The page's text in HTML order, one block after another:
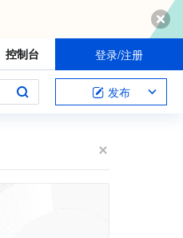
控制台 登录/注册
发布